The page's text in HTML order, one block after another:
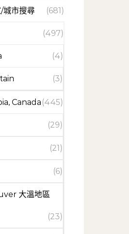
市搜尋 (681)
(497)
(4)
(3)
Canada (445)
(29)
(21)
(6)
大溫地區
(23)